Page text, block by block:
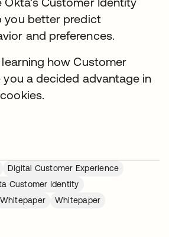
you better predict
and preferences.
learning how Customer
you a decided advantage in
Digital Customer Experience
Customer Identity
Whitepaper Whitepaper